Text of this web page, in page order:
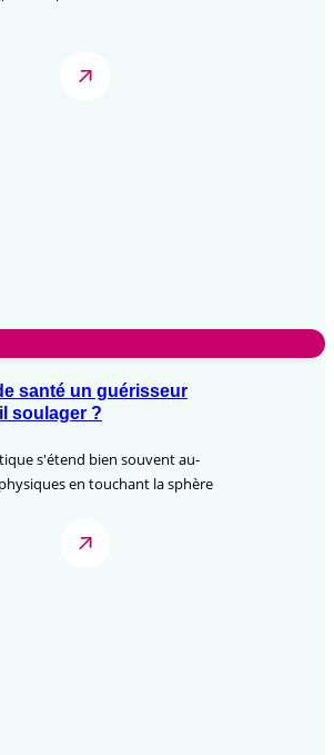
santé un guérisseur
soulager ?
s'étend bien souvent au-
en touchant la sphère